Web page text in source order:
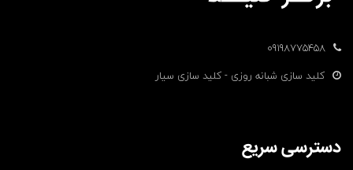
09198775458
کلید سازی شبانه روزی - کلید سازی سیار
دسترسی سریع